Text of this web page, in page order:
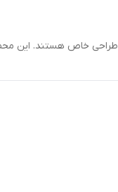
طراحی خاص هستند. این